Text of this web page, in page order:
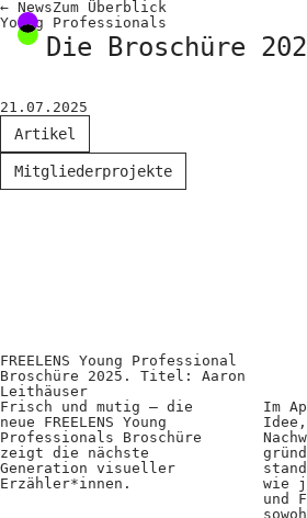
Neues rund um die
Fotografie
Das aktuelle Foto
Fakten für
Öffentlichkeit
← NewsZum Überblick
Young Professionals
Die Broschüre
21.07.2025
Artikel
Mitgliederprojekte
FREELENS Young Professional
Broschüre 2025. Titel: Aaron
Leithäuser
Frisch und mutig – die
neue FREELENS Young
Professionals Broschüre
zeigt die nächste
Generation visueller
Erzähler*innen.
Im
Idee,
wie
und